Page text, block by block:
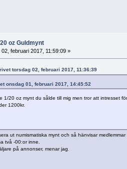
oz Guldmynt
februari 2017, 11:59:09 »
torsdag 02, februari 2017, 11:36:39
onsdag 01, februari 2017, 14:45:52
1/20 oz mynt du sålde till mig men tror att intresset
1200kr.
ut numismatiska mynt och så hänvisar medlemmar
två -00:or inne.
på annonser, menar jag.